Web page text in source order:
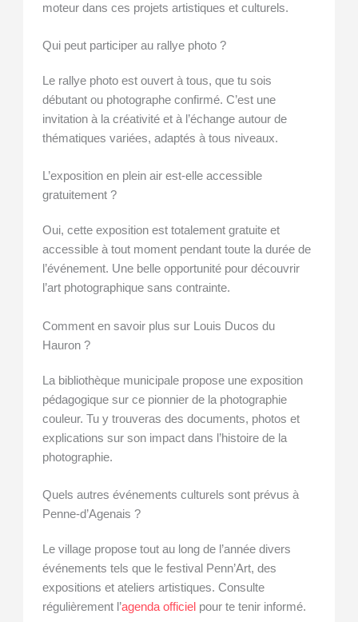
moteur dans ces projets artistiques et culturels.
Qui peut participer au rallye photo ?
Le rallye photo est ouvert à tous, que tu sois
débutant ou photographe confirmé. C’est une
invitation à la créativité et à l’échange autour de
thématiques variées, adaptés à tous niveaux.
L’exposition en plein air est-elle accessible
gratuitement ?
Oui, cette exposition est totalement gratuite et
accessible à tout moment pendant toute la durée de
l’événement. Une belle opportunité pour découvrir
l’art photographique sans contrainte.
Comment en savoir plus sur Louis Ducos du
Hauron ?
La bibliothèque municipale propose une exposition
pédagogique sur ce pionnier de la photographie
couleur. Tu y trouveras des documents, photos et
explications sur son impact dans l’histoire de la
photographie.
Quels autres événements culturels sont prévus à
Penne-d’Agenais ?
Le village propose tout au long de l’année divers
événements tels que le festival Penn’Art, des
expositions et ateliers artistiques. Consulte
régulièrement l’agenda officiel pour te tenir informé.